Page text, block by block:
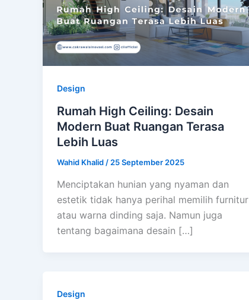
Design
Rumah High Ceiling: Desain
Modern Buat Ruangan Terasa
Lebih Luas
Wahid Khalid / 25 September 2025
Menciptakan hunian yang nyaman dan
estetik tidak hanya perihal memilih furnitur
atau warna dinding saja. Namun juga
tentang bagaimana desain […]
Design